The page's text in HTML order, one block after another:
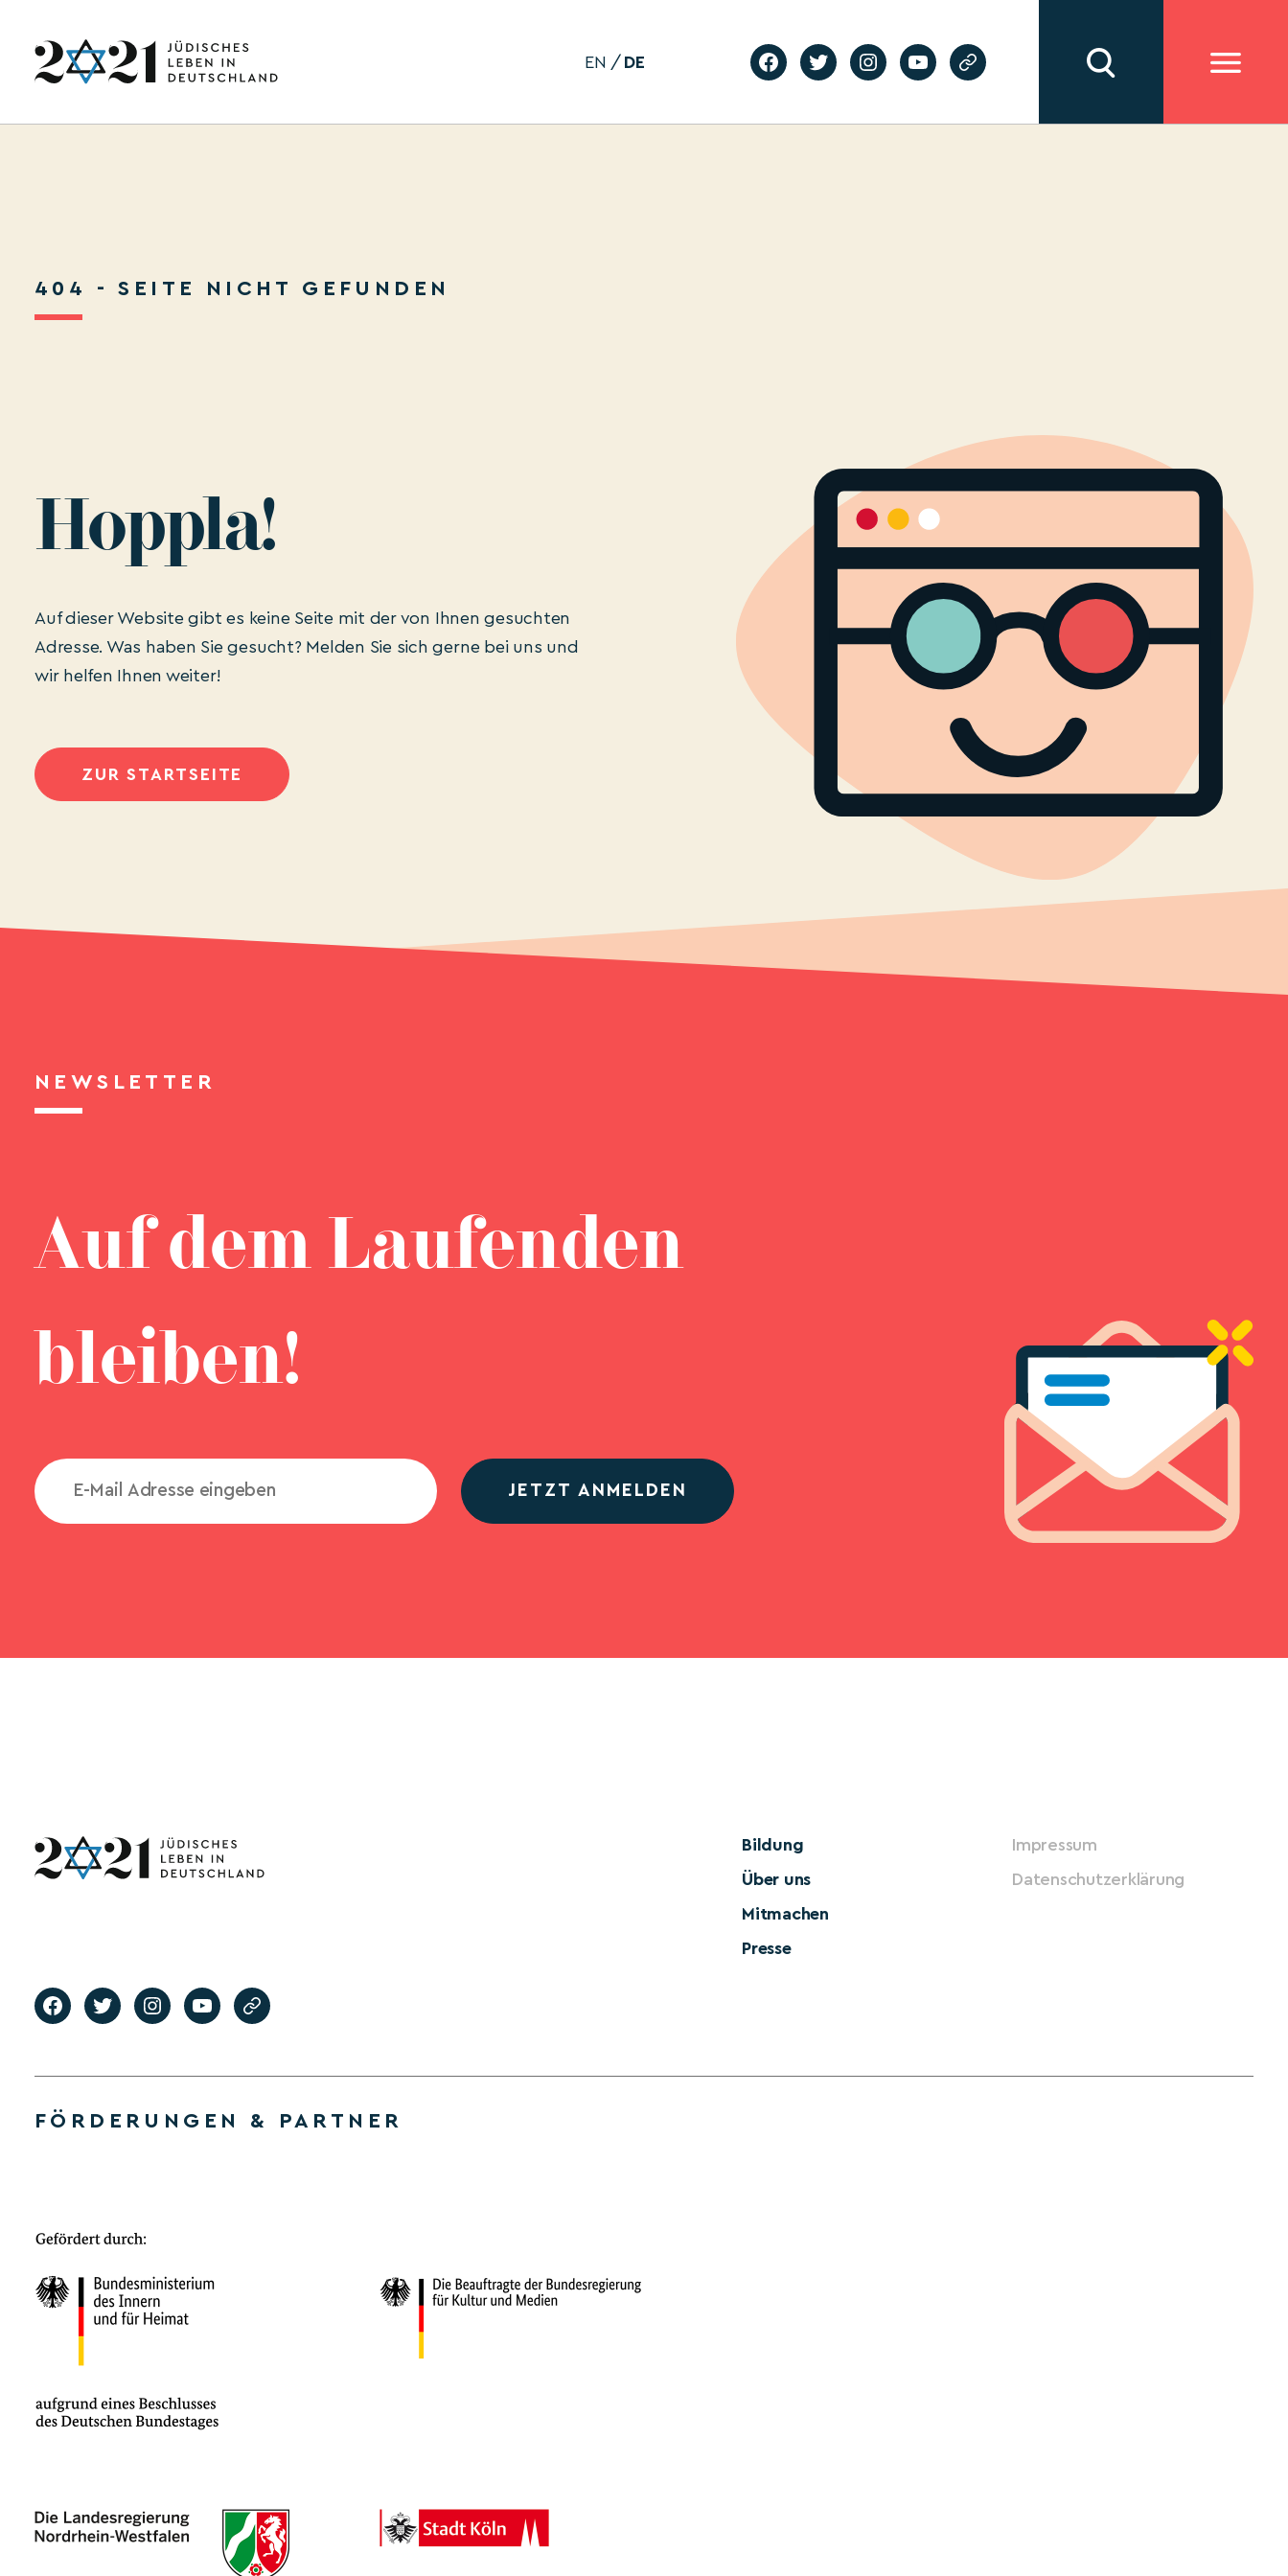
EN DE
404 - SEITE NICHT GEFUNDEN
Hoppla!
Auf dieser Website gibt es keine Seite mit der von Ihnen gesuchten
Adresse. Was haben Sie gesucht? Melden Sie sich gerne bei uns und
wir helfen Ihnen weiter!
ZUR STARTSEITE
NEWSLETTER
Auf dem Laufenden
bleiben!
JETZT ANMELDEN
Bildung
Über uns
Mitmachen
Presse
Impressum
Datenschutzerklärung
FÖRDERUNGEN & PARTNER